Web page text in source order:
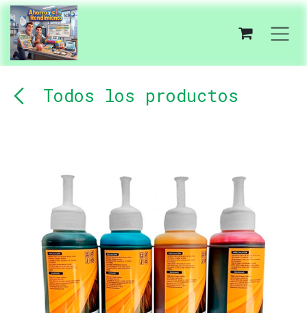
Ir al contenido
Todos los productos